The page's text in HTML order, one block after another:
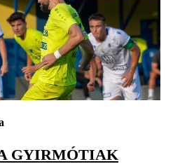
GYIRMÓTIAK